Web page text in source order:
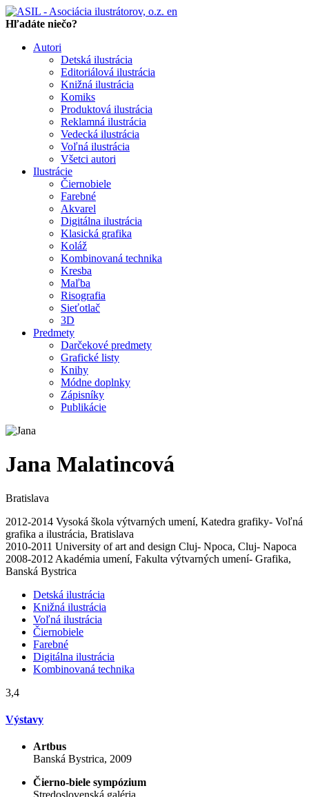
en
Hľadáte niečo?
Autori
Detská ilustrácia
Editoriálová ilustrácia
Knižná ilustrácia
Komiks
Produktová ilustrácia
Reklamná ilustrácia
Vedecká ilustrácia
Voľná ilustrácia
Všetci autori
Ilustrácie
Čiernobiele
Farebné
Akvarel
Digitálna ilustrácia
Klasická grafika
Koláž
Kombinovaná technika
Kresba
Maľba
Risografia
Sieťotlač
3D
Predmety
Darčekové predmety
Grafické listy
Knihy
Módne doplnky
Zápisníky
Publikácie
Jana Malatincová
Bratislava
2012-2014 Vysoká škola výtvarných umení, Katedra grafiky- Voľná
grafika a ilustrácia, Bratislava
2010-2011 University of art and design Cluj- Npoca, Cluj- Napoca
2008-2012 Akadémia umení, Fakulta výtvarných umení- Grafika,
Banská Bystrica
Detská ilustrácia
Knižná ilustrácia
Voľná ilustrácia
Čiernobiele
Farebné
Digitálna ilustrácia
Kombinovaná technika
3,4
Výstavy
Artbus
Banská Bystrica, 2009
Čierno-biele sympózium